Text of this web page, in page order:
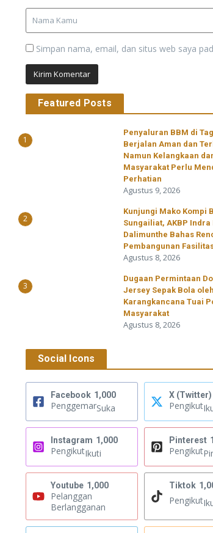
Simpan nama, email, dan situs web saya
Featured Posts
1
Penyaluran BBM di
Berjalan Aman dan
Namun Kelangkaan
Masyarakat Perlu
Perhatian
Agustus 9, 2026
2
Kunjungi Mako Kompi
Sungailiat, AKBP Indra
Dalimunthe Bahas
Pembangunan
Agustus 8, 2026
3
‎Dugaan Permintaan
Jersey Sepak Bola
Karangkancana Tuai
Masyarakat
Agustus 8, 2026
Social Icons
Facebook 1,000
PenggemarSuka
X (Twitter)
Pengikut
Instagram 1,000
PengikutIkuti
Pinterest
Pengikut
Youtube 1,000
Pelanggan
Berlangganan
Tiktok
Pengikut